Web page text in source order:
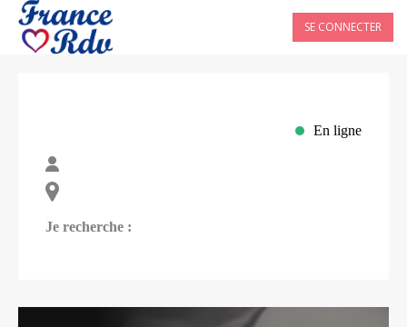
SE CONNECTER
En ligne
Je recherche :